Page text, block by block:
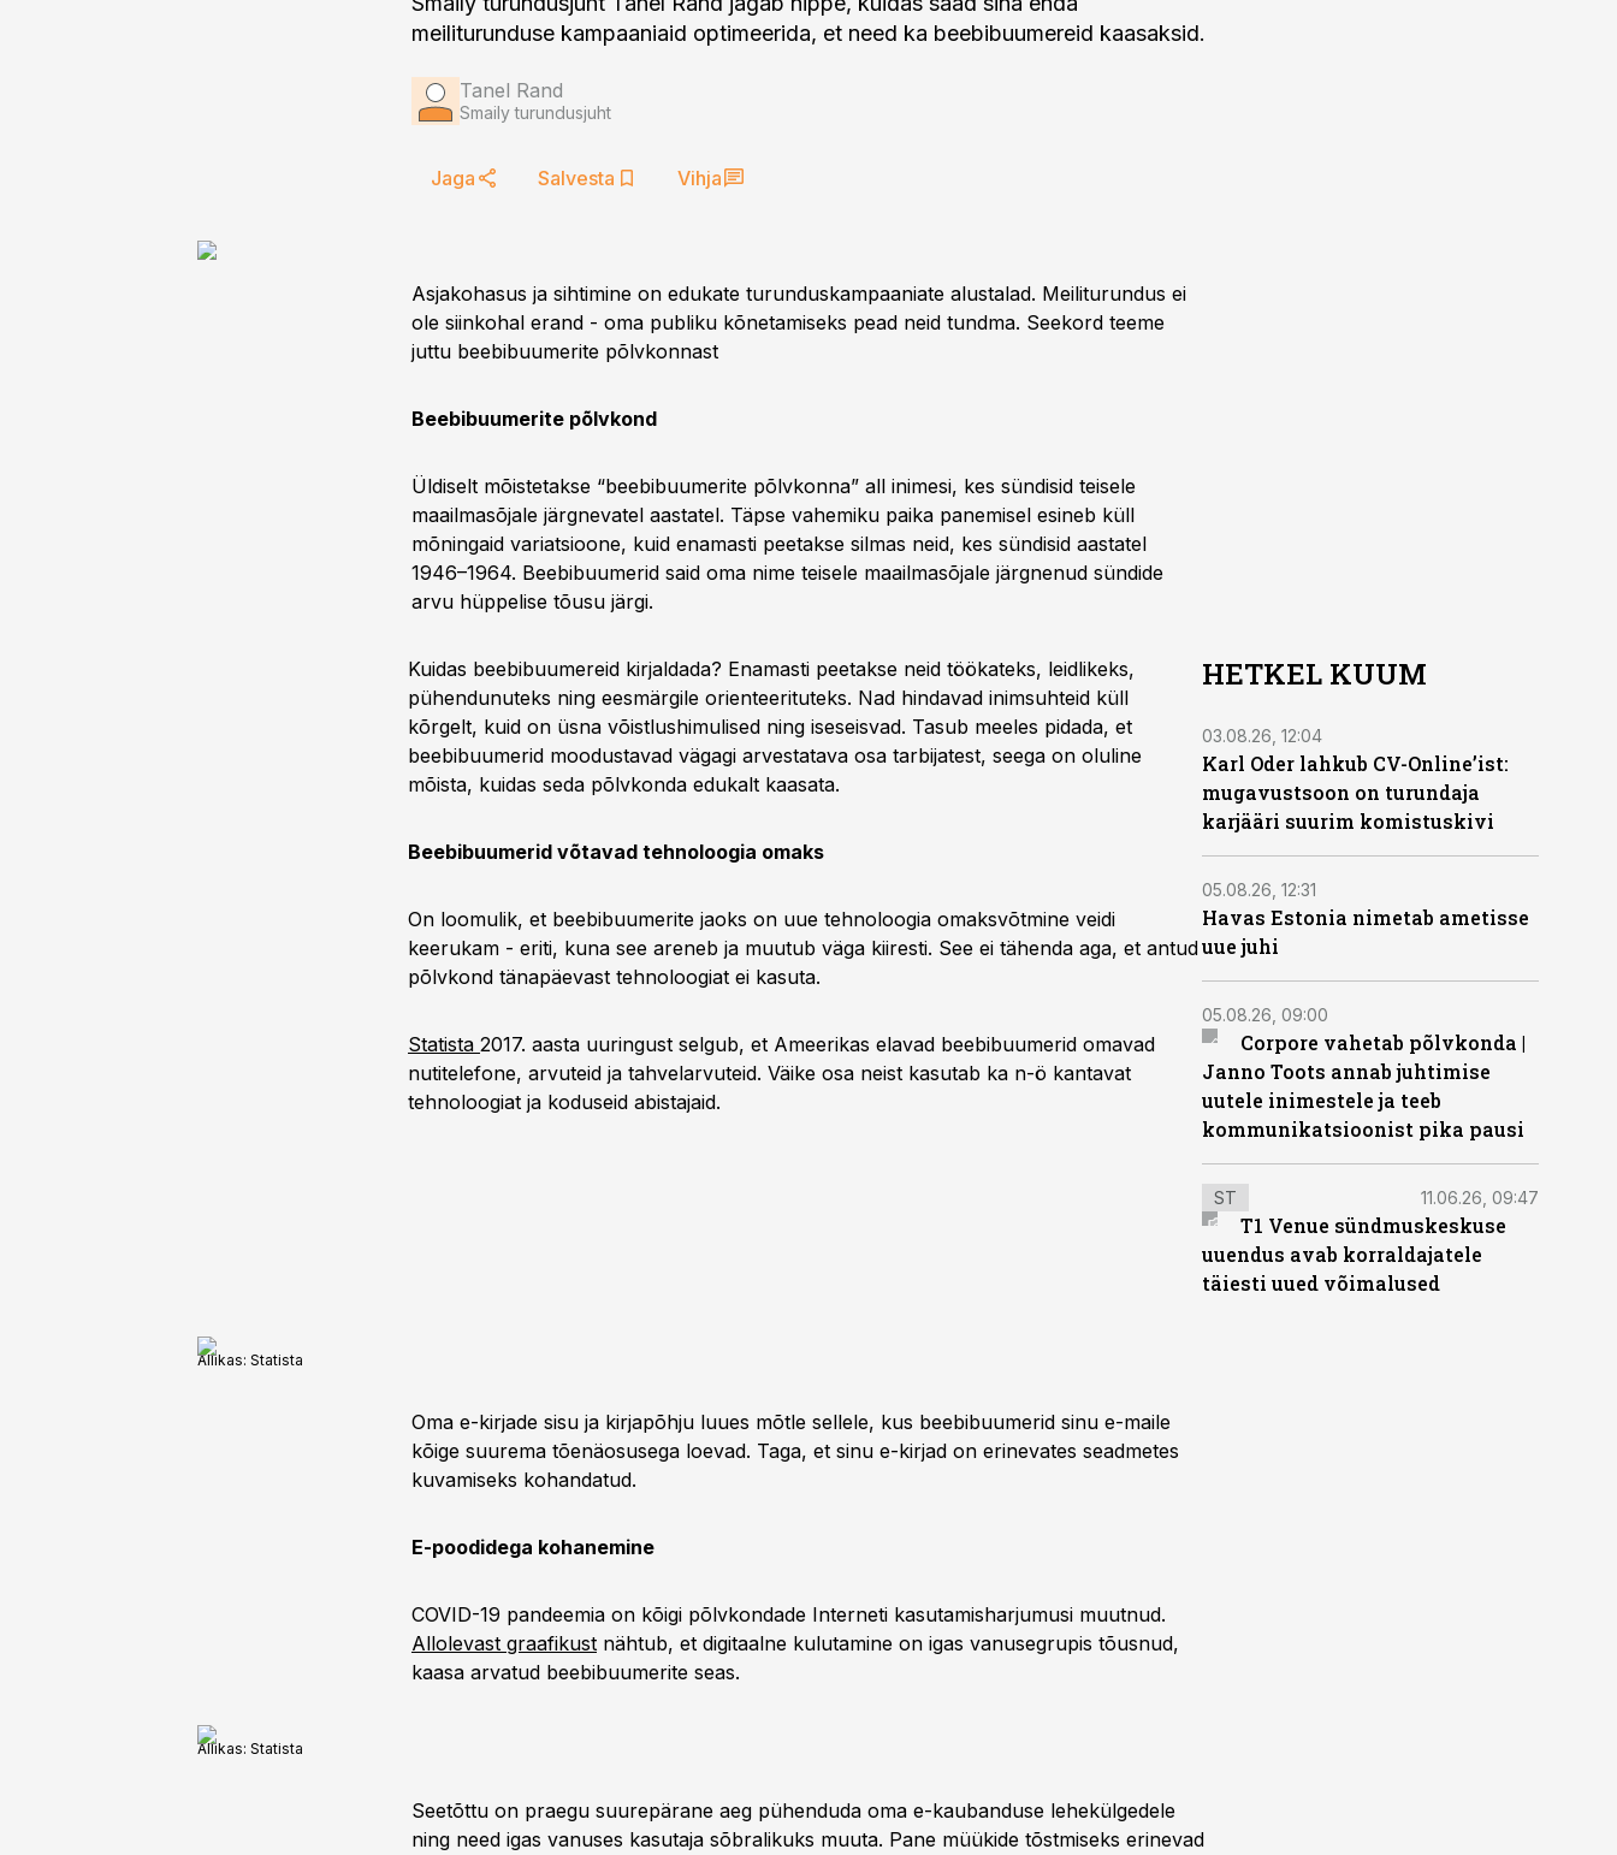
meiliturunduse kampaaniaid optimeerida, et need ka beebibuumereid kaasaksid.
Tanel Rand
Smaily turundusjuht
Jaga Salvesta Vihja
Asjakohasus ja sihtimine on edukate turunduskampaaniate alustalad. Meiliturundus ei
ole siinkohal erand - oma publiku kõnetamiseks pead neid tundma. Seekord teeme
juttu beebibuumerite põlvkonnast
Beebibuumerite põlvkond
Üldiselt mõistetakse “beebibuumerite põlvkonna” all inimesi, kes sündisid teisele
maailmasõjale järgnevatel aastatel. Täpse vahemiku paika panemisel esineb küll
mõningaid variatsioone, kuid enamasti peetakse silmas neid, kes sündisid aastatel
1946–1964. Beebibuumerid said oma nime teisele maailmasõjale järgnenud sündide
arvu hüppelise tõusu järgi.
Kuidas beebibuumereid kirjaldada? Enamasti peetakse neid töökateks, leidlikeks,
pühendunuteks ning eesmärgile orienteerituteks. Nad hindavad inimsuhteid küll
kõrgelt, kuid on üsna võistlushimulised ning iseseisvad. Tasub meeles pidada, et
beebibuumerid moodustavad vägagi arvestatava osa tarbijatest, seega on oluline
mõista, kuidas seda põlvkonda edukalt kaasata.
Beebibuumerid võtavad tehnoloogia omaks
On loomulik, et beebibuumerite jaoks on uue tehnoloogia omaksvõtmine veidi
keerukam - eriti, kuna see areneb ja muutub väga kiiresti. See ei tähenda aga, et antud
põlvkond tänapäevast tehnoloogiat ei kasuta.
Statista 2017. aasta uuringust selgub, et Ameerikas elavad beebibuumerid omavad
nutitelefone, arvuteid ja tahvelarvuteid. Väike osa neist kasutab ka n-ö kantavat
tehnoloogiat ja koduseid abistajaid.
HETKEL KUUM
03.08.26, 12:04
Karl Oder lahkub CV-Online’ist:
mugavustsoon on turundaja
karjääri suurim komistuskivi
05.08.26, 12:31
Havas Estonia nimetab ametisse
uue juhi
05.08.26, 09:00
Corpore vahetab põlvkonda |
Janno Toots annab juhtimise
uutele inimestele ja teeb
kommunikatsioonist pika pausi
ST 11.06.26, 09:47
T1 Venue sündmuskeskuse
uuendus avab korraldajatele
täiesti uued võimalused
Allikas: Statista
Oma e-kirjade sisu ja kirjapõhju luues mõtle sellele, kus beebibuumerid sinu e-maile
kõige suurema tõenäosusega loevad. Taga, et sinu e-kirjad on erinevates seadmetes
kuvamiseks kohandatud.
E-poodidega kohanemine
COVID-19 pandeemia on kõigi põlvkondade Interneti kasutamisharjumusi muutnud.
Allolevast graafikust nähtub, et digitaalne kulutamine on igas vanusegrupis tõusnud,
kaasa arvatud beebibuumerite seas.
Allikas: Statista
Seetõttu on praegu suurepärane aeg pühenduda oma e-kaubanduse lehekülgedele
ning need igas vanuses kasutaja sõbralikuks muuta. Pane müükide tõstmiseks erinevad